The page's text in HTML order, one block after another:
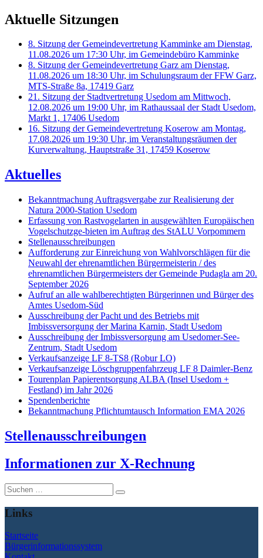
Aktuelle Sitzungen
8. Sitzung der Gemeindevertretung Kamminke am Dienstag,
11.08.2026 um 17:30 Uhr, im Gemeindebüro Kamminke
8. Sitzung der Gemeindevertretung Garz am Dienstag,
11.08.2026 um 18:30 Uhr, im Schulungsraum der FFW Garz,
MTS-Straße 8a, 17419 Garz
21. Sitzung der Stadtvertretung Usedom am Mittwoch,
12.08.2026 um 19:00 Uhr, im Rathaussaal der Stadt Usedom,
Markt 1, 17406 Usedom
16. Sitzung der Gemeindevertretung Koserow am Montag,
17.08.2026 um 19:30 Uhr, im Veranstaltungsräumen der
Kurverwaltung, Hauptstraße 31, 17459 Koserow
Aktuelles
Bekanntmachung Auftragsvergabe zur Realisierung der
Natura 2000-Station Usedom
Erfassung von Rastvogelarten in ausgewählten Europäischen
Vogelschutzge-bieten im Auftrag des StALU Vorpommern
Stellenausschreibungen
Aufforderung zur Einreichung von Wahlvorschlägen für die
Neuwahl der ehrenamtlichen Bürgermeisterin / des
ehrenamtlichen Bürgermeisters der Gemeinde Pudagla am 20.
September 2026
Aufruf an alle wahlberechtigten Bürgerinnen und Bürger des
Amtes Usedom-Süd
Ausschreibung der Pacht und des Betriebs mit
Imbissversorgung der Marina Karnin, Stadt Usedom
Ausschreibung der Imbissversorgung am Usedomer-See-
Zentrum, Stadt Usedom
Verkaufsanzeige LF 8-TS8 (Robur LO)
Verkaufsanzeige Löschgruppenfahrzeug LF 8 Daimler-Benz
Tourenplan Papierentsorgung ALBA (Insel Usedom +
Festland) im Jahr 2026
Spendenberichte
Bekanntmachung Pflichtumtausch Information EMA 2026
Stellenausschreibungen
Informationen zur X-Rechnung
Suche
nach:
Links
Startseite
Bürgerinformationssystem